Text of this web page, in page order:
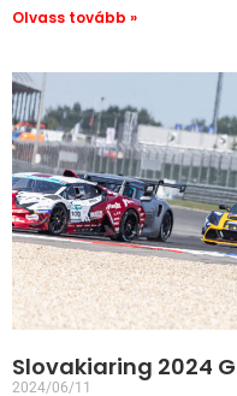
Olvass tovább »
Slovakiaring 2024
2024/06/11